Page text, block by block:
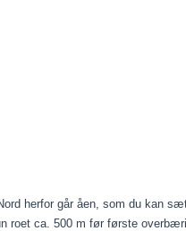
herfor går åen, som du kan
roet ca. 500 m før første